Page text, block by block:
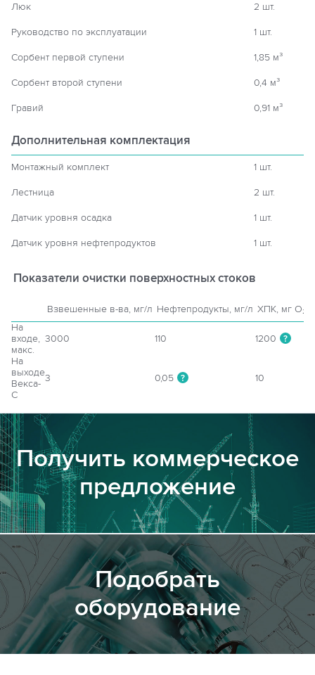
Люк 2 шт.
Руководство по эксплуатации 1 шт.
Сорбент первой ступени 1,85 м³
Сорбент второй ступени 0,4 м³
Гравий 0,91 м³
Дополнительная комплектация
Монтажный комплект 1 шт.
Лестница 2 шт.
Датчик уровня осадка 1 шт.
Датчик уровня нефтепродуктов 1 шт.
Показатели очистки поверхностных стоков
Взвешенные в-ва, мг/л Нефтепродукты, мг/л ХПК, мг O₂/л
На
входе,
макс.
3000 110 1200 ?
На
выходе
Векса-
С
3 0,05 ? 10
Получить коммерческое
предложение
Подобрать
оборудование